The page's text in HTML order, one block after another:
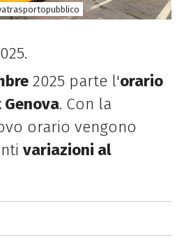
2025 parte l'orario
. Con la
orario vengono
variazioni al